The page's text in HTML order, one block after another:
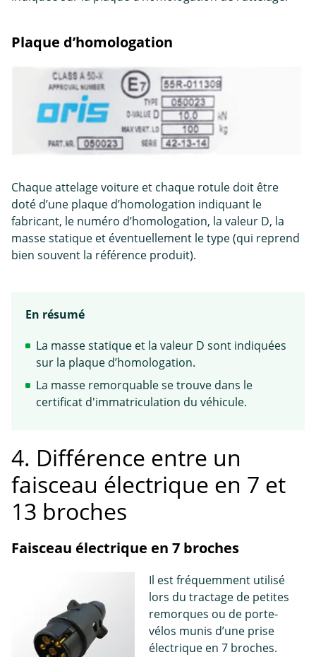
Plaque d’homologation
Chaque attelage voiture et chaque rotule doit être
doté d’une plaque d’homologation indiquant le
fabricant, le numéro d’homologation, la valeur D, la
masse statique et éventuellement le type (qui reprend
bien souvent la référence produit).
En résumé
La masse statique et la valeur D sont indiquées
sur la plaque d’homologation.
La masse remorquable se trouve dans le
certificat d'immatriculation du véhicule.
4. Différence entre un
faisceau électrique en 7 et
13 broches
Faisceau électrique en 7 broches
Il est fréquemment utilisé
lors du tractage de petites
remorques ou de porte-
vélos munis d’une prise
électrique en 7 broches.